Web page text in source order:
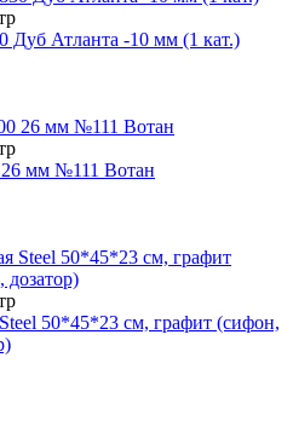
Атланта -10 мм (1 кат.)
мм №111 Вотан
50*45*23 см, графит (сифон,